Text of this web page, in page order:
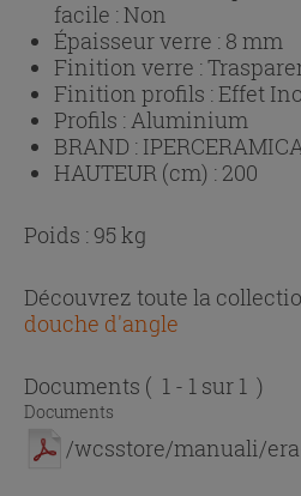
facile :Non
Épaisseur verre : 8 mm
Finition verre :
Finition profils :Effet
Profils :Aluminium
BRAND :
HAUTEUR (cm) : 200
Poids : 95 kg
Découvrez toute la
douche d'angle
Documents ( 1 - 1 sur 1 )
Documents
/wcsstore/manuali/